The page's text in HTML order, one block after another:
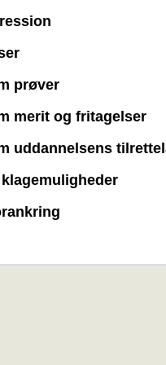
prøver
merit og fritagelser
uddannelsens